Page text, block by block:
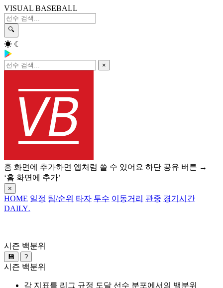
VISUAL BASEBALL
🔍
☀ ☾
×
홈 화면에 추가하면 앱처럼 쓸 수 있어요 하단 공유 버튼 →
‘홈 화면에 추가’
×
HOME 일정 팀/순위 타자 투수 이동거리 관중 경기시간
DAILY.
시즌 백분위
💾 ?
시즌 백분위
각 지표를 리그 규정 도달 선수 분포에서의 백분위